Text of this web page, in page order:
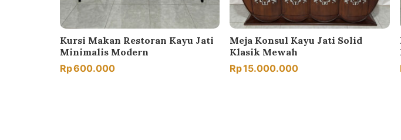
Kursi Makan Restoran Kayu Jati
Minimalis Modern
Rp600.000
Meja Konsul Kayu Jati Solid
Klasik Mewah
Rp15.000.000